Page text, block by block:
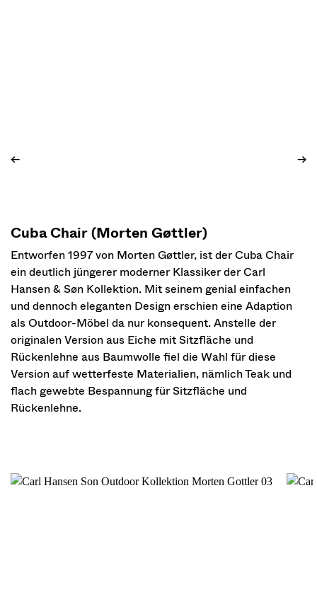
← →
Cuba Chair (Morten Gøttler)
Entworfen 1997 von Morten Gøttler, ist der Cuba Chair
ein deutlich jüngerer moderner Klassiker der Carl
Hansen & Søn Kollektion. Mit seinem genial einfachen
und dennoch eleganten Design erschien eine Adaption
als Outdoor-Möbel da nur konsequent. Anstelle der
originalen Version aus Eiche mit Sitzfläche und
Rückenlehne aus Baumwolle fiel die Wahl für diese
Version auf wetterfeste Materialien, nämlich Teak und
flach gewebte Bespannung für Sitzfläche und
Rückenlehne.